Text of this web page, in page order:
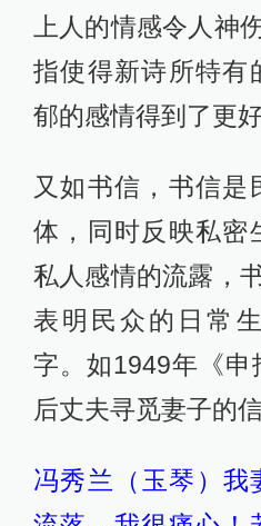
上人的情感令人神
指使得新诗所特有
郁的感情得到了更好
又如书信，书信是
体，同时反映私密
私人感情的流露，
表明民众的日常
字。如1949年《
后丈夫寻觅妻子的信
冯秀兰（玉琴）